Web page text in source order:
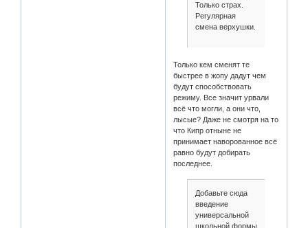
Только страх.
Регулярная
смена верхушки.
Только кем сменят те
быстрее в жопу дадут чем
будут способствовать
режиму. Все значит урвали
всё что могли, а они что,
лысые? Даже не смотря на то
что Кипр отныне не
принимает наворованное всё
равно будут добирать
последнее.
Добавьте сюда
введение
универсальной
школьной формы